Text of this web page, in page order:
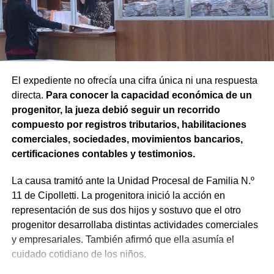
anticipadamente a un proceso judicial cuando una de
las partes decide no continuar con la acción.
Agregó que el Código Procesal Civil y Comercial autoriza
esa posibilidad siempre que, si la demanda ya fue
trasladada, la otra parte haya sido notificada.
Como en este caso ese traslado aún no se había
concretado, la jueza entendió que estaban cumplidos
todos los requisitos legales para admitir el desistimiento y
declarar extinguido el proceso.
«En virtud de ello entiendo que se encuentran
configurados los recaudos previstos en el artículo 278,
para que opere el desistimiento del proceso por voluntad
de la parte», explicó. Además, se estableció que las
actuaciones permanezcan archivadas en formato digital,
conforme a la normativa vigente del Poder Judicial de Río
El expediente no ofrecía una cifra única ni una respuesta
directa. Para conocer la capacidad económica de un
progenitor, la jueza debió seguir un recorrido
compuesto por registros tributarios, habilitaciones
comerciales, sociedades, movimientos bancarios,
certificaciones contables y testimonios.
La causa tramitó ante la Unidad Procesal de Familia N.º
11 de Cipolletti. La progenitora inició la acción en
representación de sus dos hijos y sostuvo que el otro
progenitor desarrollaba distintas actividades comerciales
y empresariales. También afirmó que ella asumía el
cuidado cotidiano de los niños.